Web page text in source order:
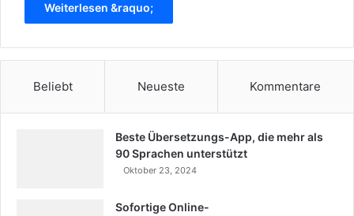
Weiterlesen &raquo;
Beliebt Neueste Kommentare
Beste Übersetzungs-App, die mehr als
90 Sprachen unterstützt
Oktober 23, 2024
Sofortige Online-